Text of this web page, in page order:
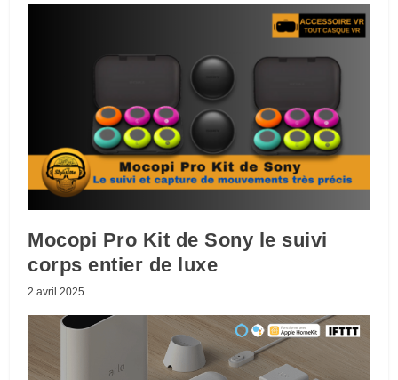
Mocopi Pro Kit de Sony le suivi
corps entier de luxe
2 avril 2025